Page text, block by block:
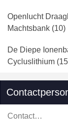
Openlucht
Machtsbank (10)
De Diepe
Cycluslithium
De
Batterijenergie
Rv-Lithium Ion
Contactpersonen: